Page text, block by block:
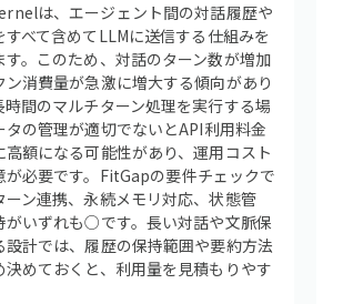
は、エージェント間の対話履歴や
すべて含めてLLMに送信する仕組みを
す。このため、対話のターン数が増加
消費量が急激に増大する傾向があり
時間のマルチターン処理を実行する場
タの管理が適切でないとAPI利用料金
額になる可能性があり、運用コスト
が必要です。FitGapの要件チェックで
ーン連携、永続メモリ対応、状態管
がいずれも○です。長い対話や文脈保
設計では、履歴の保持範囲や要約方法
決めておくと、利用量を見積もりやす